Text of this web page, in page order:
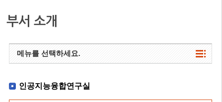
부서 소개
메뉴를 선택하세요.
인공지능융합연구실